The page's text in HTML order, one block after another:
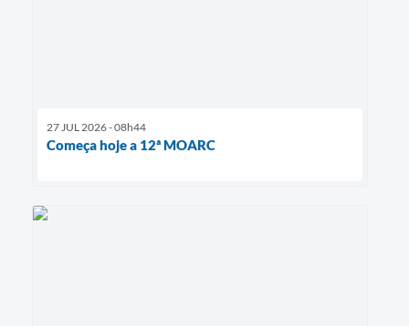
27 JUL 2026 - 08h44
Começa hoje a 12ª MOARC